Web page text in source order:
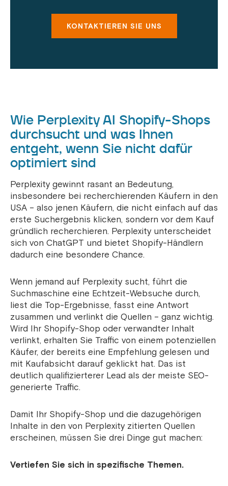
KONTAKTIEREN SIE UNS
Wie Perplexity AI Shopify-Shops
durchsucht und was Ihnen
entgeht, wenn Sie nicht dafür
optimiert sind
Perplexity gewinnt rasant an Bedeutung,
insbesondere bei recherchierenden Käufern in den
USA – also jenen Käufern, die nicht einfach auf das
erste Suchergebnis klicken, sondern vor dem Kauf
gründlich recherchieren. Perplexity unterscheidet
sich von ChatGPT und bietet Shopify-Händlern
dadurch eine besondere Chance.
Wenn jemand auf Perplexity sucht, führt die
Suchmaschine eine Echtzeit-Websuche durch,
liest die Top-Ergebnisse, fasst eine Antwort
zusammen und verlinkt die Quellen – ganz wichtig.
Wird Ihr Shopify-Shop oder verwandter Inhalt
verlinkt, erhalten Sie Traffic von einem potenziellen
Käufer, der bereits eine Empfehlung gelesen und
mit Kaufabsicht darauf geklickt hat. Das ist
deutlich qualifizierterer Lead als der meiste SEO-
generierte Traffic.
Damit Ihr Shopify-Shop und die dazugehörigen
Inhalte in den von Perplexity zitierten Quellen
erscheinen, müssen Sie drei Dinge gut machen:
Vertiefen Sie sich in spezifische Themen.